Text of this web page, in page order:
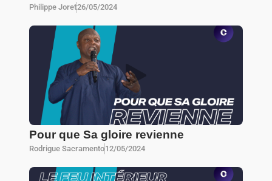
Philippe Joret26/05/2024
Pour que Sa gloire revienne
Rodrigue Sacramento12/05/2024